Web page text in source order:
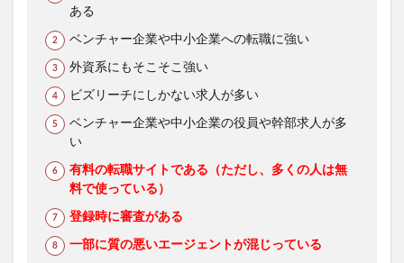
ある
ベンチャー企業や中小企業への転職に強い
外資系にもそこそこ強い
ビズリーチにしかない求人が多い
ベンチャー企業や中小企業の役員や幹部求人が多
い
有料の転職サイトである（ただし、多くの人は無
料で使っている）
登録時に審査がある
一部に質の悪いエージェントが混じっている